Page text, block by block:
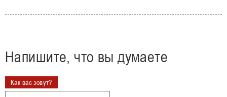
Напишите, что вы думаете
Как вас зовут?